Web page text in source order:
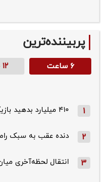
پربیننده‌ترین
۶ ساعت ۱۲ ساعت
1 ۴۱۰ میلیارد بدهید بازیکن ما پرسپولیسی می‌شود
2 دنده عقب به سبک
3 انتقال لحظه‌آخری